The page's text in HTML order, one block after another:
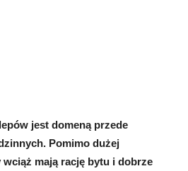
jest domeną przede
Pomimo dużej
mają rację bytu i dobrze